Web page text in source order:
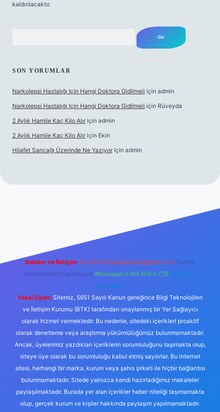
kaldırılacaktır.
SON YORUMLAR
Narkolepsi Hastalığı Için Hangi Doktora Gidilmeli için admin
Narkolepsi Hastalığı Için Hangi Doktora Gidilmeli için Rüveyda
2 Aylık Hamile Kaç Kilo Alır için admin
2 Aylık Hamile Kaç Kilo Alır için Ekin
Hilafet Sancağı Üzerinde Ne Yazıyor için admin
Reklam ve İletişim: E-mail: backlinkpaneli@gmail.com Teams:
forumhizmeti@gmail.com Whatsapp: 0262 606 0 726 Telegram:
@karabul
Yasal Uyarı: Sitemiz, 5651 Sayılı Kanun gereğince Bilgi Teknolojileri
ve İletişim Kurumu (BTK) tarafından onaylanmış bir Yer Sağlayıcı
olarak hizmet vermektedir. Bu nedenle, sitedeki içerikleri proaktif
olarak denetleme veya araştırma yükümlülüğümüz bulunmamaktadır.
Ancak, üyelerimiz yazdıkları içeriklerin sorumluluğunu taşımakta olup,
siteye üye olarak bu sorumluluğu kabul etmiş sayılırlar. Bu internet
sitesi, herhangi bir marka, kurum veya şahıs şirketi ile hiçbir bağlantısı
bulunmamaktadır. Sitede yalnızca kendi hazırladığımız makaleler
paylaşılmaktadır. Burada yer alan içerikler haber niteliği taşımamakta
olup, gerçek kurum ve kişiler hakkında paylaşım yapılmamaktadır.